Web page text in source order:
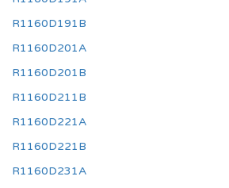
R1160D191B
R1160D201A
R1160D201B
R1160D211B
R1160D221A
R1160D221B
R1160D231A